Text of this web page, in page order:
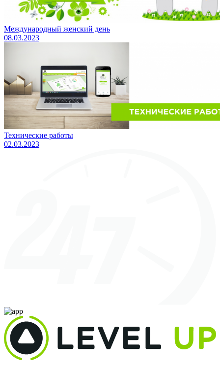
Международный женский день
08.03.2023
Технические работы
02.03.2023